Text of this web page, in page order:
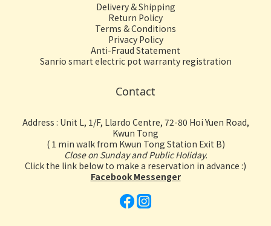
Delivery & Shipping
Return Policy
Terms & Conditions
Privacy Policy
Anti-Fraud Statement
Sanrio smart electric pot warranty registration
Contact
Address : Unit L, 1/F, Llardo Centre, 72-80 Hoi Yuen Road,
Kwun Tong
( 1 min walk from Kwun Tong Station Exit B)
Close on Sunday and Public Holiday.
Click the link below to make a reservation in advance :)
Facebook Messenger